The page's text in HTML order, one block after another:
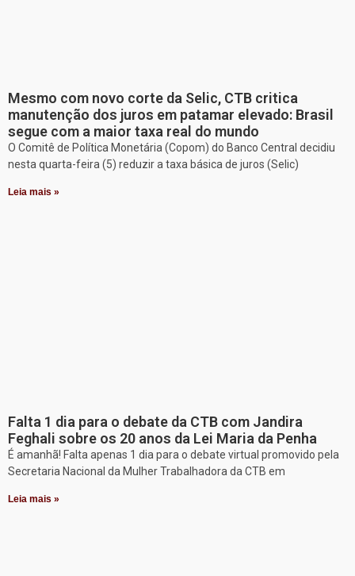
Mesmo com novo corte da Selic, CTB critica
manutenção dos juros em patamar elevado: Brasil
segue com a maior taxa real do mundo
O Comitê de Política Monetária (Copom) do Banco Central decidiu
nesta quarta-feira (5) reduzir a taxa básica de juros (Selic)
Leia mais »
Falta 1 dia para o debate da CTB com Jandira
Feghali sobre os 20 anos da Lei Maria da Penha
É amanhã! Falta apenas 1 dia para o debate virtual promovido pela
Secretaria Nacional da Mulher Trabalhadora da CTB em
Leia mais »